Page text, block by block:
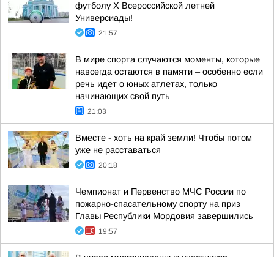
футболу X Всероссийской летней
Универсиады!
21:57
В мире спорта случаются моменты, которые
навсегда остаются в памяти – особенно если
речь идёт о юных атлетах, только
начинающих свой путь
21:03
Вместе - хоть на край земли! Чтобы потом
уже не расставаться
20:18
Чемпионат и Первенство МЧС России по
пожарно-спасательному спорту на приз
Главы Республики Мордовия завершились
19:57